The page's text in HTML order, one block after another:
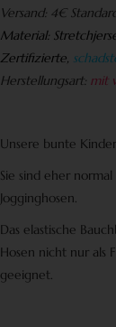
Versand: 4€
Material:
Zertifizierte,
Herstellungsart: mit
Unsere bunte
Sie sind eher
Jogginghosen.
Das elastische
Hosen nicht nur als
geeignet.